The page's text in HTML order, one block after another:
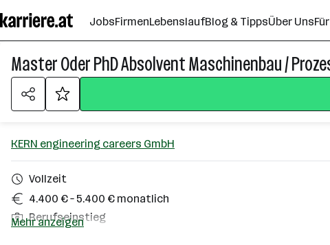
Seiteninhalt
springen
JobsFirmenLebenslaufBlog & TippsÜber Uns
Master Oder PhD Absolvent Maschinenbau /
KERN engineering careers GmbH
Vollzeit
4.400 € – 5.400 € monatlich
Berufseinstieg
Mehr anzeigen